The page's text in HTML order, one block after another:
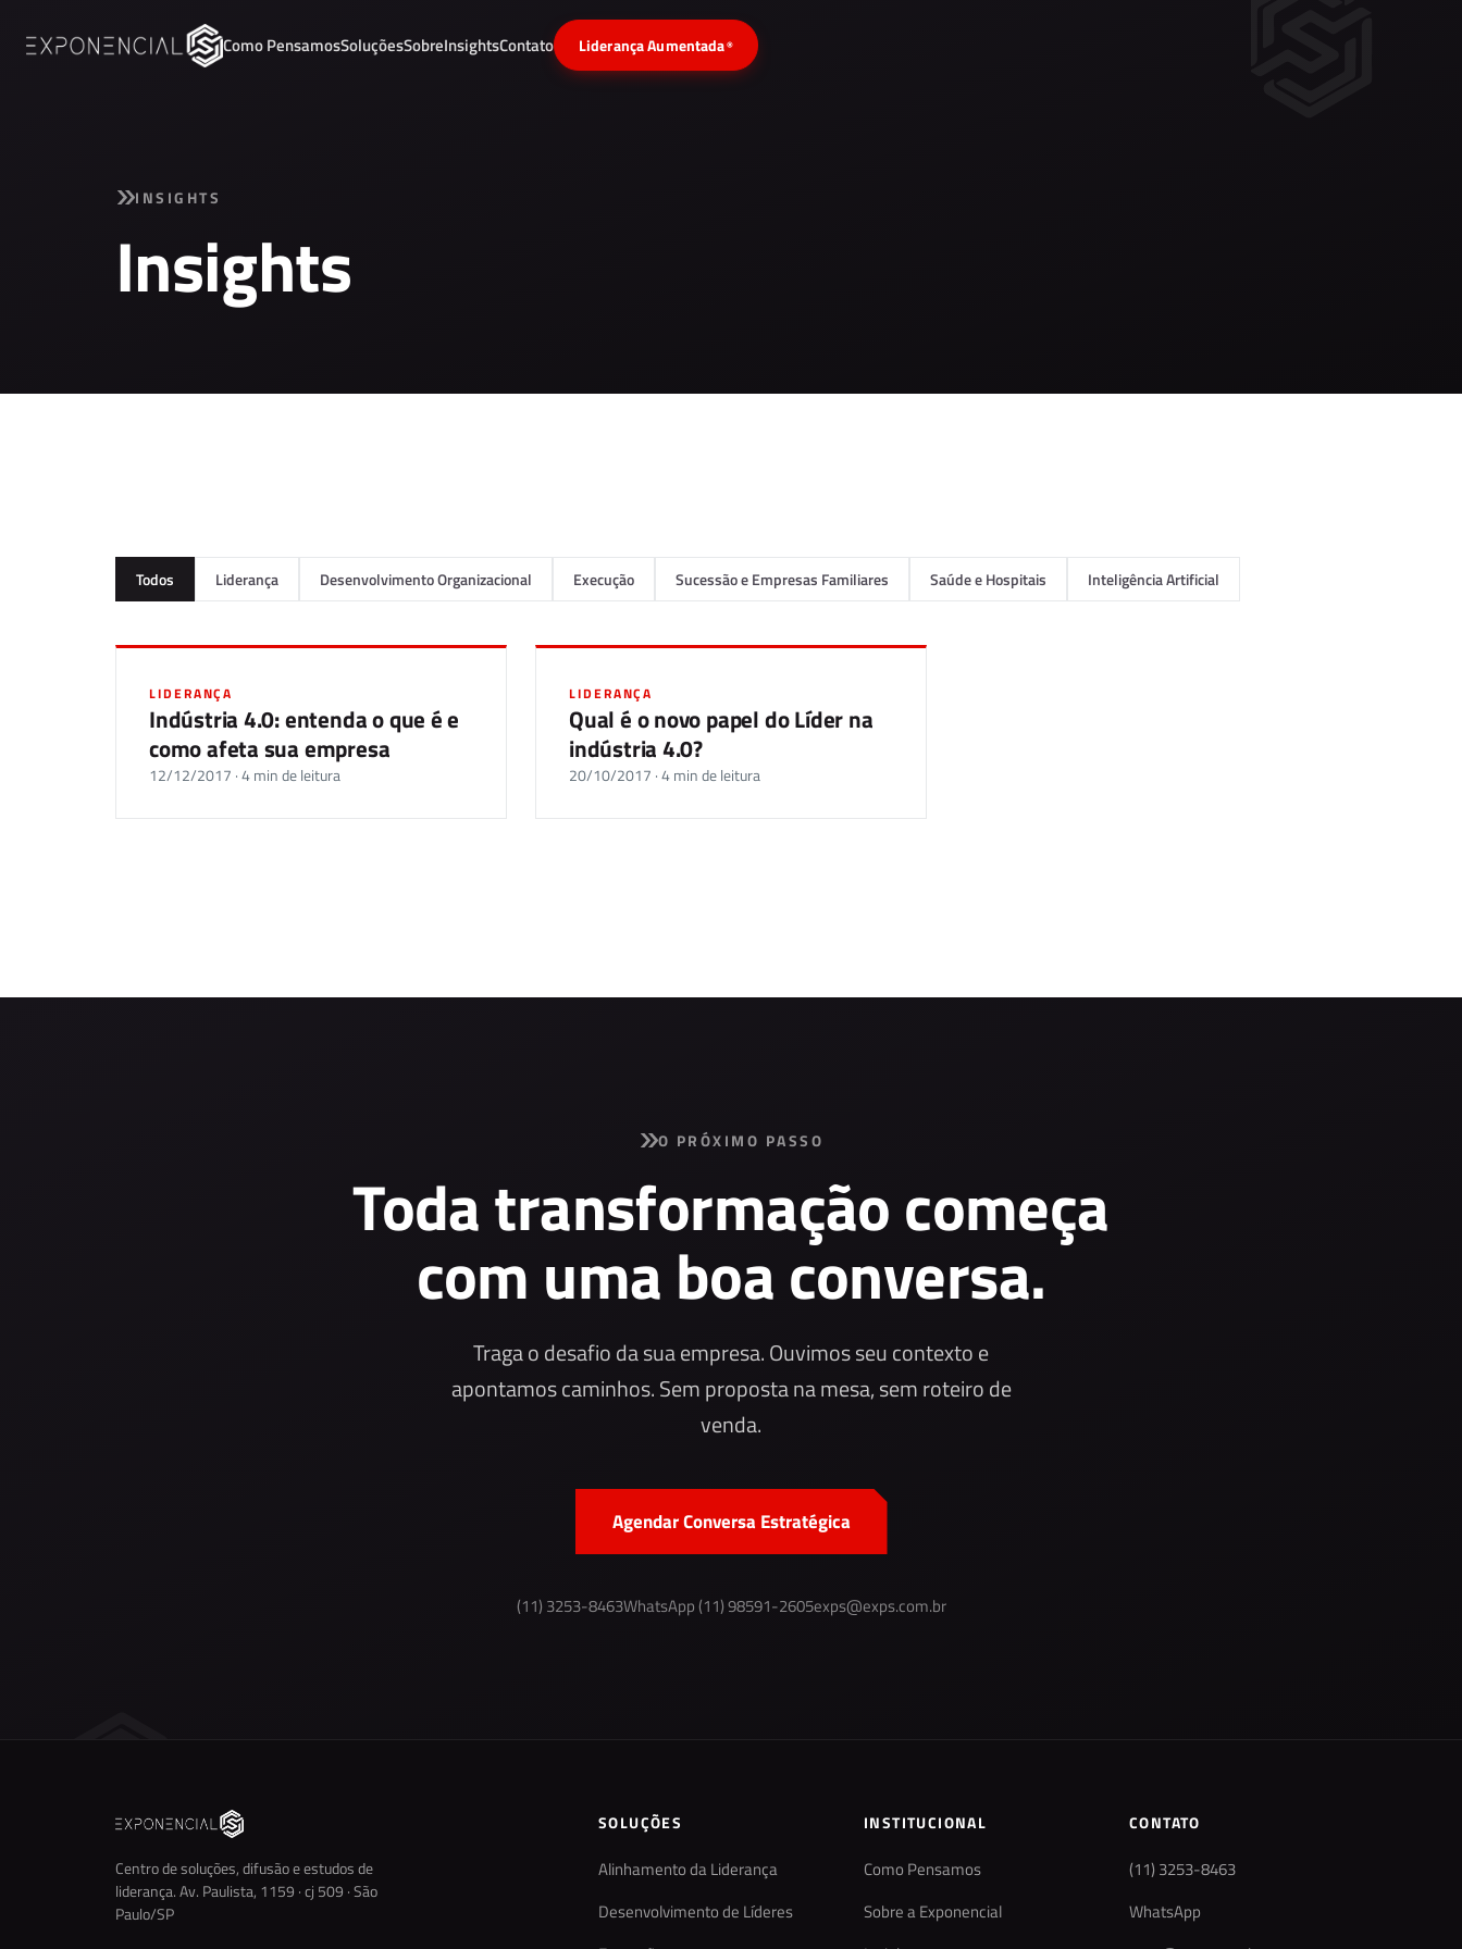
Como PensamosSoluçõesSobreInsightsContato Liderança Aumentada®
INSIGHTS
Insights
Todos Liderança Desenvolvimento Organizacional Execução Sucessão e Empresas Familiares Saúde e Hospitais Inteligência Artificial
LIDERANÇA
Indústria 4.0: entenda o que é e
como afeta sua empresa
12/12/2017 · 4 min de leitura
LIDERANÇA
Qual é o novo papel do Líder na
indústria 4.0?
20/10/2017 · 4 min de leitura
O PRÓXIMO PASSO
Toda transformação começa
com uma boa conversa.
Traga o desafio da sua empresa. Ouvimos seu contexto e
apontamos caminhos. Sem proposta na mesa, sem roteiro de
venda.
Agendar Conversa Estratégica
(11) 3253-8463WhatsApp (11) 98591-2605exps@exps.com.br
Centro de soluções, difusão e estudos de
liderança. Av. Paulista, 1159 · cj 509 · São
Paulo/SP
SOLUÇÕES
Alinhamento da Liderança
Desenvolvimento de Líderes
INSTITUCIONAL
Como Pensamos
Sobre a Exponencial
CONTATO
(11) 3253-8463
WhatsApp